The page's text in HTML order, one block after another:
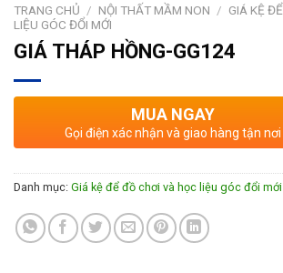
TRANG CHỦ / NỘI THẤT MẦM NON / GIÁ KỆ
LIỆU GÓC ĐỔI MỚI
GIÁ THÁP HỒNG-GG124
MUA NGAY
Gọi điện xác nhận và giao hàng tận nơi
Danh mục: Giá kệ để đồ chơi và học liệu góc đổi mới